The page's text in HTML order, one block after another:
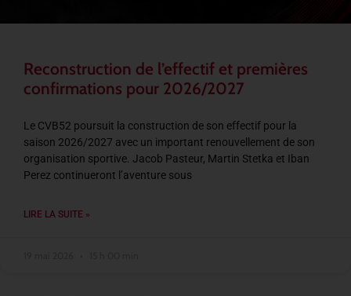
Reconstruction de l’effectif et premières
confirmations pour 2026/2027
Le CVB52 poursuit la construction de son effectif pour la
saison 2026/2027 avec un important renouvellement de son
organisation sportive. Jacob Pasteur, Martin Stetka et Iban
Perez continueront l’aventure sous
LIRE LA SUITE »